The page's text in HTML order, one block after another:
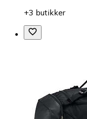
+3 butikker